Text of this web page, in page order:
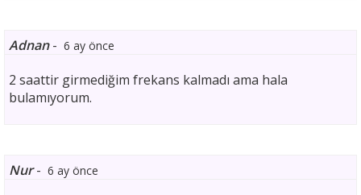
Adnan- 6 ay önce
2 saattir girmediğim frekans kalmadı ama hala
bulamıyorum.
Nur- 6 ay önce